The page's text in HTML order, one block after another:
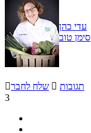
עדי כהן
סימן טוב
שלח לחבר  תגובות
3